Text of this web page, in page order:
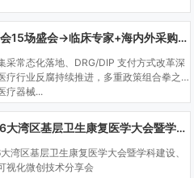
高医会15场盛会→临床专家+海内外采购商双向对接
采常态化落地、DRG/DIP 支付方式改革深
疗行业反腐持续推进，多重政策组合拳之
疗器械...
2026大湾区基层卫生康复医学大会暨学科建设、门诊可视化微创技术分享会
湾区基层卫生康复医学大会暨学科建设、
视化微创技术分享会